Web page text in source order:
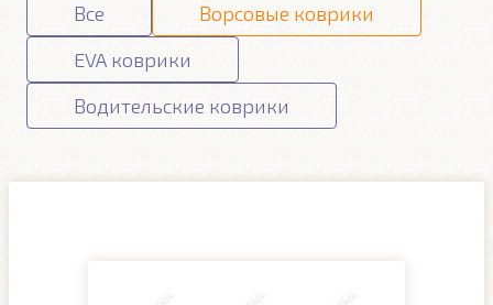
Все
Ворсовые коврики
EVA коврики
Водительские коврики